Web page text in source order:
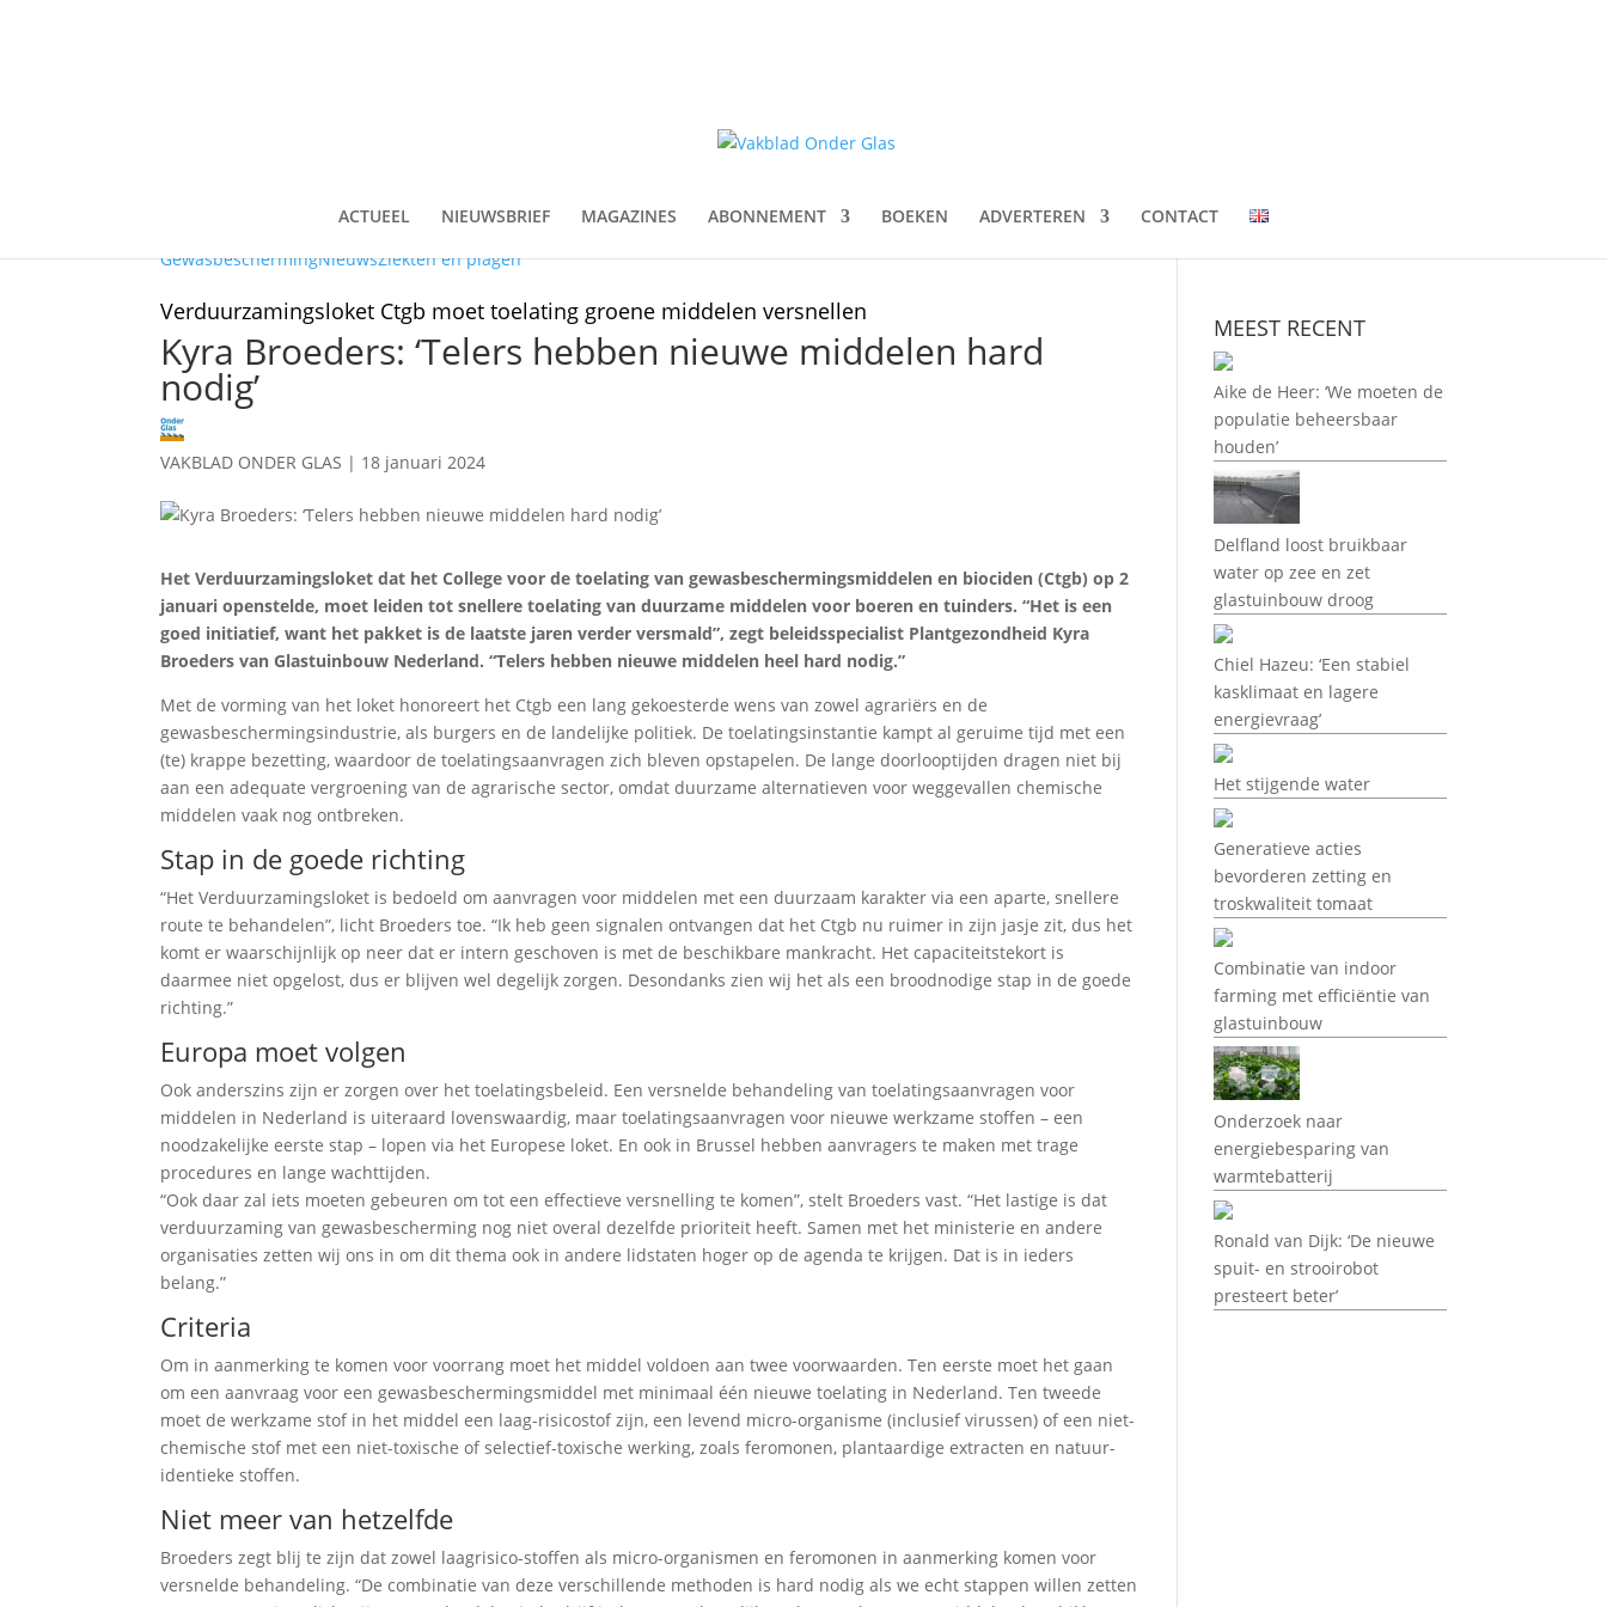
ACTUEEL NIEUWSBRIEF MAGAZINES ABONNEMENT BOEKEN ADVERTEREN
CONTACT
GewasbeschermingNieuwsZiekten en plagen
Verduurzamingsloket Ctgb moet toelating groene middelen versnellen
Kyra Broeders: ‘Telers hebben nieuwe middelen hard
nodig’
VAKBLAD ONDER GLAS | 18 januari 2024
Het Verduurzamingsloket dat het College voor de toelating van gewasbeschermingsmiddelen en biociden (Ctgb) op 2
januari openstelde, moet leiden tot snellere toelating van duurzame middelen voor boeren en tuinders. “Het is een
goed initiatief, want het pakket is de laatste jaren verder versmald”, zegt beleidsspecialist Plantgezondheid Kyra
Broeders van Glastuinbouw Nederland. “Telers hebben nieuwe middelen heel hard nodig.”
Met de vorming van het loket honoreert het Ctgb een lang gekoesterde wens van zowel agrariërs en de
gewasbeschermingsindustrie, als burgers en de landelijke politiek. De toelatingsinstantie kampt al geruime tijd met een
(te) krappe bezetting, waardoor de toelatingsaanvragen zich bleven opstapelen. De lange doorlooptijden dragen niet bij
aan een adequate vergroening van de agrarische sector, omdat duurzame alternatieven voor weggevallen chemische
middelen vaak nog ontbreken.
Stap in de goede richting
“Het Verduurzamingsloket is bedoeld om aanvragen voor middelen met een duurzaam karakter via een aparte, snellere
route te behandelen”, licht Broeders toe. “Ik heb geen signalen ontvangen dat het Ctgb nu ruimer in zijn jasje zit, dus het
komt er waarschijnlijk op neer dat er intern geschoven is met de beschikbare mankracht. Het capaciteitstekort is
daarmee niet opgelost, dus er blijven wel degelijk zorgen. Desondanks zien wij het als een broodnodige stap in de goede
richting.”
Europa moet volgen
Ook anderszins zijn er zorgen over het toelatingsbeleid. Een versnelde behandeling van toelatingsaanvragen voor
middelen in Nederland is uiteraard lovenswaardig, maar toelatingsaanvragen voor nieuwe werkzame stoffen – een
noodzakelijke eerste stap – lopen via het Europese loket. En ook in Brussel hebben aanvragers te maken met trage
procedures en lange wachttijden.
“Ook daar zal iets moeten gebeuren om tot een effectieve versnelling te komen”, stelt Broeders vast. “Het lastige is dat
verduurzaming van gewasbescherming nog niet overal dezelfde prioriteit heeft. Samen met het ministerie en andere
organisaties zetten wij ons in om dit thema ook in andere lidstaten hoger op de agenda te krijgen. Dat is in ieders
belang.”
Criteria
Om in aanmerking te komen voor voorrang moet het middel voldoen aan twee voorwaarden. Ten eerste moet het gaan
om een aanvraag voor een gewasbeschermingsmiddel met minimaal één nieuwe toelating in Nederland. Ten tweede
moet de werkzame stof in het middel een laag-risicostof zijn, een levend micro-organisme (inclusief virussen) of een niet-
chemische stof met een niet-toxische of selectief-toxische werking, zoals feromonen, plantaardige extracten en natuur-
identieke stoffen.
Niet meer van hetzelfde
Broeders zegt blij te zijn dat zowel laagrisico-stoffen als micro-organismen en feromonen in aanmerking komen voor
versnelde behandeling. “De combinatie van deze verschillende methoden is hard nodig als we echt stappen willen zetten
MEEST RECENT
Aike de Heer: ‘We moeten de
populatie beheersbaar
houden’
Delfland loost bruikbaar
water op zee en zet
glastuinbouw droog
Chiel Hazeu: ‘Een stabiel
kasklimaat en lagere
energievraag’
Het stijgende water
Generatieve acties
bevorderen zetting en
troskwaliteit tomaat
Combinatie van indoor
farming met efficiëntie van
glastuinbouw
Onderzoek naar
energiebesparing van
warmtebatterij
Ronald van Dijk: ‘De nieuwe
spuit- en strooirobot
presteert beter’